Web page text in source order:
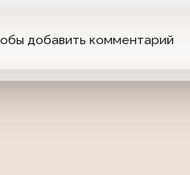
добавить комментарий